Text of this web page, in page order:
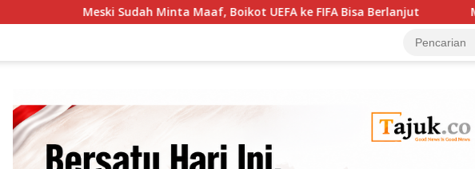
Meski Sudah Minta Maaf, Boikot UEFA ke FIFA Bisa Berlanjut Madrid